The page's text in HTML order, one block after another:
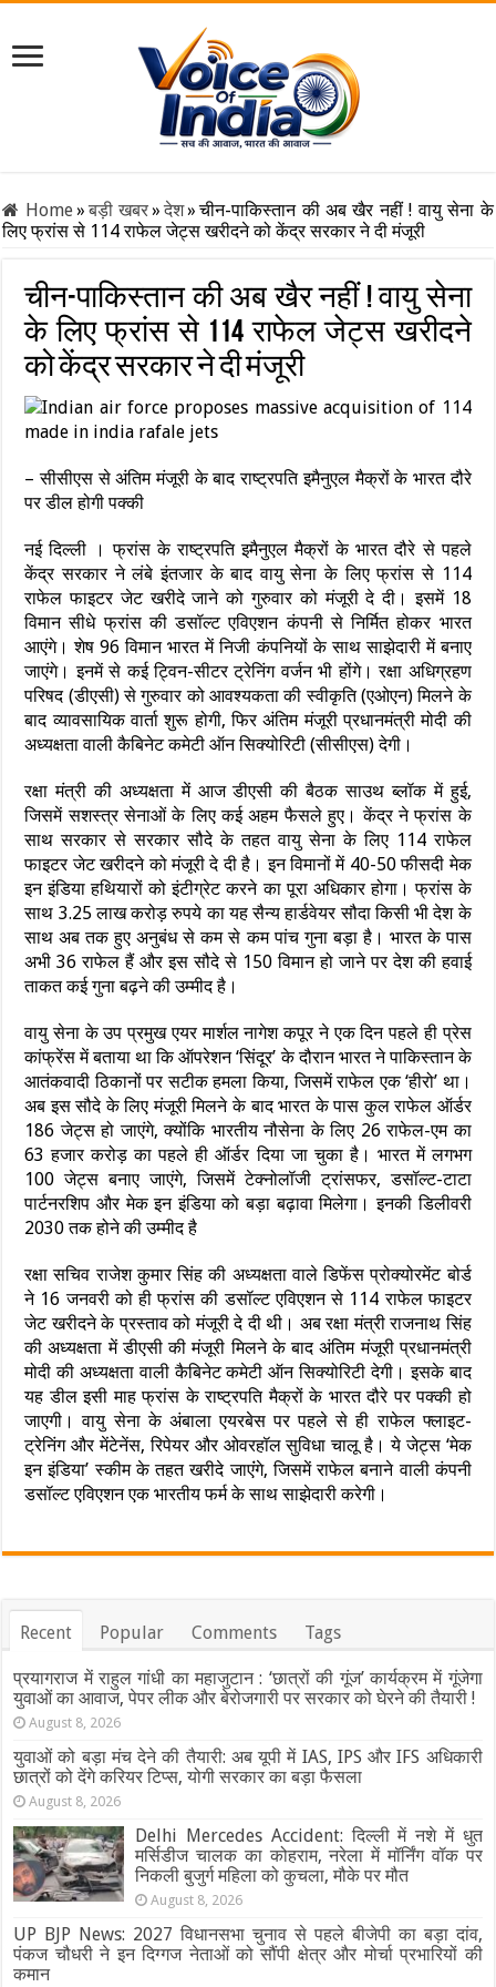
Home»बड़ी खबर» देश» चीन-पाकिस्तान की अब खैर नहीं ! वायु सेना के
लिए फ्रांस से 114 राफेल जेट्स खरीदने को केंद्र सरकार ने दी मंजूरी
चीन-पाकिस्तान की अब खैर नहीं ! वायु सेना
के लिए फ्रांस से 114 राफेल जेट्स खरीदने
को केंद्र सरकार ने दी मंजूरी
– सीसीएस से अंतिम मंजूरी के बाद राष्ट्रपति इमैनुएल मैक्रों के भारत दौरे
पर डील होगी पक्की
नई दिल्ली । फ्रांस के राष्ट्रपति इमैनुएल मैक्रों के भारत दौरे से पहले
केंद्र सरकार ने लंबे इंतजार के बाद वायु सेना के लिए फ्रांस से 114
राफेल फाइटर जेट खरीदे जाने को गुरुवार को मंजूरी दे दी। इसमें 18
विमान सीधे फ्रांस की डसॉल्ट एविएशन कंपनी से निर्मित होकर भारत
आएंगे। शेष 96 विमान भारत में निजी कंपनियों के साथ साझेदारी में बनाए
जाएंगे। इनमें से कई ट्विन-सीटर ट्रेनिंग वर्जन भी होंगे। रक्षा अधिग्रहण
परिषद (डीएसी) से गुरुवार को आवश्यकता की स्वीकृति (एओएन) मिलने के
बाद व्यावसायिक वार्ता शुरू होगी, फिर अंतिम मंजूरी प्रधानमंत्री मोदी की
अध्यक्षता वाली कैबिनेट कमेटी ऑन सिक्योरिटी (सीसीएस) देगी।
रक्षा मंत्री की अध्यक्षता में आज डीएसी की बैठक साउथ ब्लॉक में हुई,
जिसमें सशस्त्र सेनाओं के लिए कई अहम फैसले हुए। केंद्र ने फ्रांस के
साथ सरकार से सरकार सौदे के तहत वायु सेना के लिए 114 राफेल
फाइटर जेट खरीदने को मंजूरी दे दी है। इन विमानों में 40-50 फीसदी मेक
इन इंडिया हथियारों को इंटीग्रेट करने का पूरा अधिकार होगा। फ्रांस के
साथ 3.25 लाख करोड़ रुपये का यह सैन्य हार्डवेयर सौदा किसी भी देश के
साथ अब तक हुए अनुबंध से कम से कम पांच गुना बड़ा है। भारत के पास
अभी 36 राफेल हैं और इस सौदे से 150 विमान हो जाने पर देश की हवाई
ताकत कई गुना बढ़ने की उम्मीद है।
वायु सेना के उप प्रमुख एयर मार्शल नागेश कपूर ने एक दिन पहले ही प्रेस
कांफ्रेंस में बताया था कि ऑपरेशन ‘सिंदूर’ के दौरान भारत ने पाकिस्तान के
आतंकवादी ठिकानों पर सटीक हमला किया, जिसमें राफेल एक ‘हीरो’ था।
अब इस सौदे के लिए मंजूरी मिलने के बाद भारत के पास कुल राफेल ऑर्डर
186 जेट्स हो जाएंगे, क्योंकि भारतीय नौसेना के लिए 26 राफेल-एम का
63 हजार करोड़ का पहले ही ऑर्डर दिया जा चुका है। भारत में लगभग
100 जेट्स बनाए जाएंगे, जिसमें टेक्नोलॉजी ट्रांसफर, डसॉल्ट-टाटा
पार्टनरशिप और मेक इन इंडिया को बड़ा बढ़ावा मिलेगा। इनकी डिलीवरी
2030 तक होने की उम्मीद है
रक्षा सचिव राजेश कुमार सिंह की अध्यक्षता वाले डिफेंस प्रोक्योरमेंट बोर्ड
ने 16 जनवरी को ही फ्रांस की डसॉल्ट एविएशन से 114 राफेल फाइटर
जेट खरीदने के प्रस्ताव को मंजूरी दे दी थी। अब रक्षा मंत्री राजनाथ सिंह
की अध्यक्षता में डीएसी की मंजूरी मिलने के बाद अंतिम मंजूरी प्रधानमंत्री
मोदी की अध्यक्षता वाली कैबिनेट कमेटी ऑन सिक्योरिटी देगी। इसके बाद
यह डील इसी माह फ्रांस के राष्ट्रपति मैक्रों के भारत दौरे पर पक्की हो
जाएगी। वायु सेना के अंबाला एयरबेस पर पहले से ही राफेल फ्लाइट-
ट्रेनिंग और मेंटेनेंस, रिपेयर और ओवरहॉल सुविधा चालू है। ये जेट्स ‘मेक
इन इंडिया’ स्कीम के तहत खरीदे जाएंंगे, जिसमें राफेल बनाने वाली कंपनी
डसॉल्ट एविएशन एक भारतीय फर्म के साथ साझेदारी करेगी।
Recent Popular Comments Tags
प्रयागराज में राहुल गांधी का महाजुटान : ‘छात्रों की गूंज’ कार्यक्रम में गूंजेगा
युवाओं का आवाज, पेपर लीक और बेरोजगारी पर सरकार को घेरने की तैयारी !
August 8, 2026
युवाओं को बड़ा मंच देने की तैयारी: अब यूपी में IAS, IPS और IFS अधिकारी
छात्रों को देंगे करियर टिप्स, योगी सरकार का बड़ा फैसला
August 8, 2026
Delhi Mercedes Accident: दिल्ली में नशे में धुत
मर्सिडीज चालक का कोहराम, नरेला में मॉर्निंग वॉक पर
निकली बुजुर्ग महिला को कुचला, मौके पर मौत
August 8, 2026
UP BJP News: 2027 विधानसभा चुनाव से पहले बीजेपी का बड़ा दांव,
पंकज चौधरी ने इन दिग्गज नेताओं को सौंपी क्षेत्र और मोर्चा प्रभारियों की
कमान